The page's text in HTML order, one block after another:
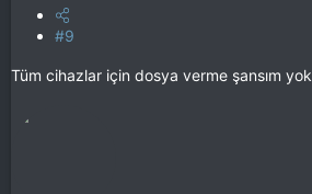
#9
Tüm cihazlar için dosya verme şansım yok